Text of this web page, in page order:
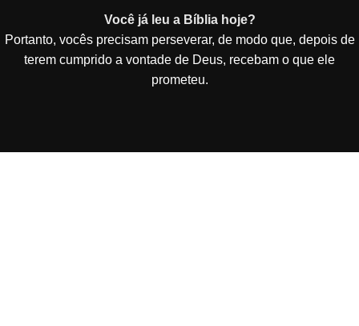
Você já leu a Bíblia hoje?
Portanto, vocês precisam perseverar, de modo que, depois de
terem cumprido a vontade de Deus, recebam o que ele
prometeu.